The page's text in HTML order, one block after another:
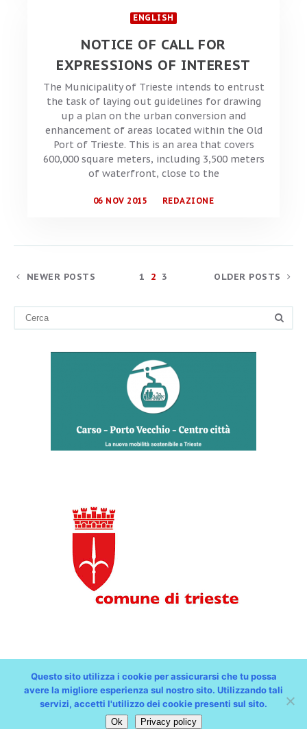
ENGLISH
NOTICE OF CALL FOR
EXPRESSIONS OF INTEREST
The Municipality of Trieste intends to entrust
the task of laying out guidelines for drawing
up a plan on the urban conversion and
enhancement of areas located within the Old
Port of Trieste. This is an area that covers
600,000 square meters, including 3,500 meters
of waterfront, close to the
06 NOV 2015 REDAZIONE
NEWER POSTS 1 2 3 OLDER POSTS
Copyright © Comune di Trieste - partita Iva 00210240321 -
all rights reserved // Progetto e Sviluppo Media
Technologies SrlFeedback/Dichiarazione Accessibilità
Questo sito utilizza i cookie per assicurarsi che tu possa
avere la migliore esperienza sul nostro sito. Utilizzando tali
servizi, accetti l'utilizzo dei cookie presenti sul sito.
Ok Privacy policy